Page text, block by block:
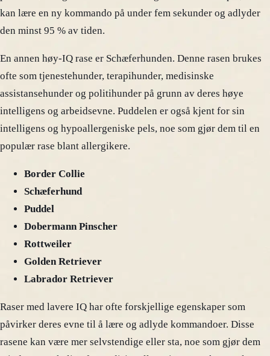
kan lære en ny kommando på under fem sekunder og adlyder
den minst 95 % av tiden.
En annen høy-IQ rase er Schæferhunden. Denne rasen brukes
ofte som tjenestehunder, terapihunder, medisinske
assistansehunder og politihunder på grunn av deres høye
intelligens og arbeidsevne. Puddelen er også kjent for sin
intelligens og hypoallergeniske pels, noe som gjør dem til en
populær rase blant allergikere.
Border Collie
Schæferhund
Puddel
Dobermann Pinscher
Rottweiler
Golden Retriever
Labrador Retriever
Raser med lavere IQ har ofte forskjellige egenskaper som
påvirker deres evne til å lære og adlyde kommandoer. Disse
rasene kan være mer selvstendige eller sta, noe som gjør dem